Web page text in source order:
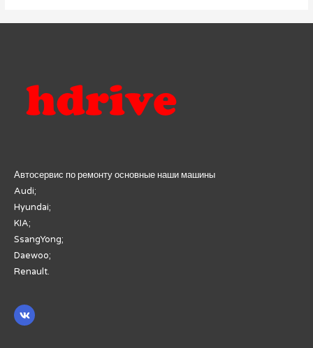
Автосервис по ремонту основные наши машины
Audi;
Hyundai;
KIA;
SsangYong;
Daewoo;
Renault.